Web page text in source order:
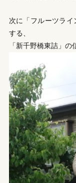
次に「フルーツラ
する、
「新千野橋東詰」